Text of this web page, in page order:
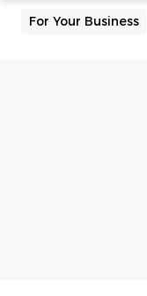
For Your Business